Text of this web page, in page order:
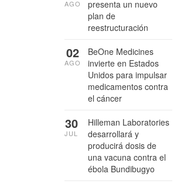
presenta un nuevo
plan de
reestructuración
AGO
BeOne Medicines
invierte en Estados
Unidos para impulsar
medicamentos contra
el cáncer
02
AGO
Hilleman Laboratories
desarrollará y
producirá dosis de
una vacuna contra el
ébola Bundibugyo
30
JUL